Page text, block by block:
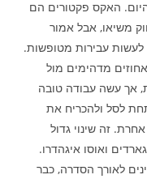
האקס פקטורים הם
משיאו, אבל אמור
לעשות עבירות מטופשות.
למשחק באחוזים מדהימים מול
אך עשה עבודה טובה
לסל ולהכריח את
זה שינוי גדול
ואוסו איגהדרו.
לאורך הסדרה, כבר